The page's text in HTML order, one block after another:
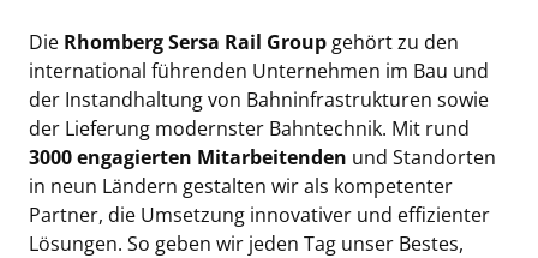
Die Rhomberg Sersa Rail Group gehört zu den
international führenden Unternehmen im Bau und
der Instandhaltung von Bahninfrastrukturen sowie
der Lieferung modernster Bahntechnik. Mit rund
3000 engagierten Mitarbeitenden und Standorten
in neun Ländern gestalten wir als kompetenter
Partner, die Umsetzung innovativer und effizienter
Lösungen. So geben wir jeden Tag unser Bestes,